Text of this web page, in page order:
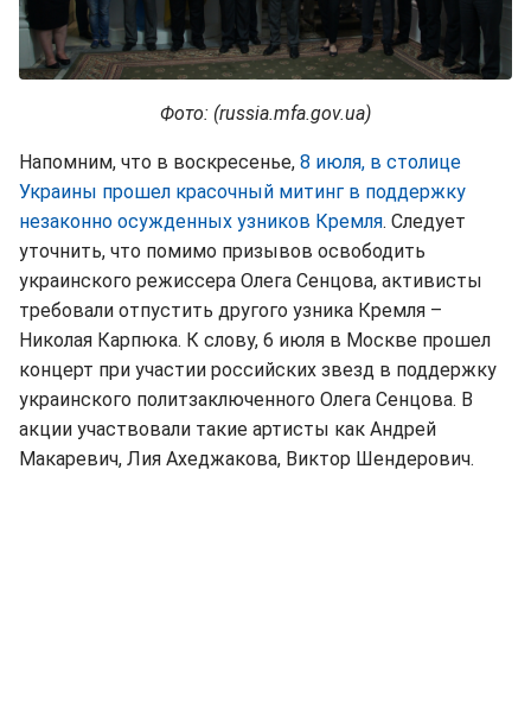
Фото: (russia.mfa.gov.ua)
Напомним, что в воскресенье, 8 июля, в столице
Украины прошел красочный митинг в поддержку
незаконно осужденных узников Кремля. Следует
уточнить, что помимо призывов освободить
украинского режиссера Олега Сенцова, активисты
требовали отпустить другого узника Кремля –
Николая Карпюка. К слову, 6 июля в Москве прошел
концерт при участии российских звезд в поддержку
украинского политзаключенного Олега Сенцова. В
акции участвовали такие артисты как Андрей
Макаревич, Лия Ахеджакова, Виктор Шендерович.